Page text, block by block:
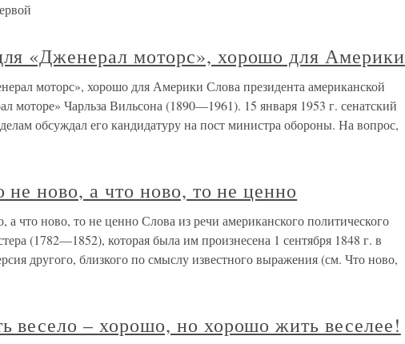
«Дженерал моторс», хорошо для Америки
моторс», хорошо для Америки Слова президента американской
моторе» Чарльза Вильсона (1890—1961). 15 января 1953 г. сенатский
обсуждал его кандидатуру на пост министра обороны. На вопрос,
не ново, а что ново, то не ценно
а что ново, то не ценно Слова из речи американского политического
(1782—1852), которая была им произнесена 1 сентября 1848 г. в
другого, близкого по смыслу известного выражения (см. Что ново,
весело – хорошо, но хорошо жить веселее!